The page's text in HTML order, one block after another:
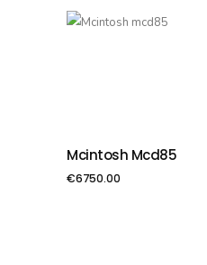
PIEVIENOT GROZAM
Mcintosh Mcd85
€6750.00